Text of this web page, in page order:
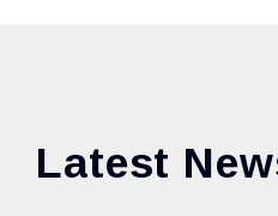
Latest